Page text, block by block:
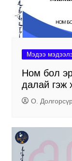
Мэдээ
Ном бол
далай гэж
О.